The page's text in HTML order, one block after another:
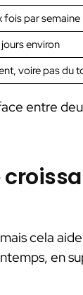
fois par
jours environ
voire pas du
entre
cela
en